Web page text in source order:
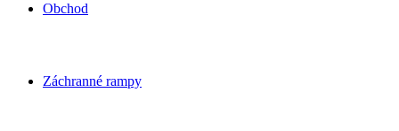
Obchod
Záchranné rampy